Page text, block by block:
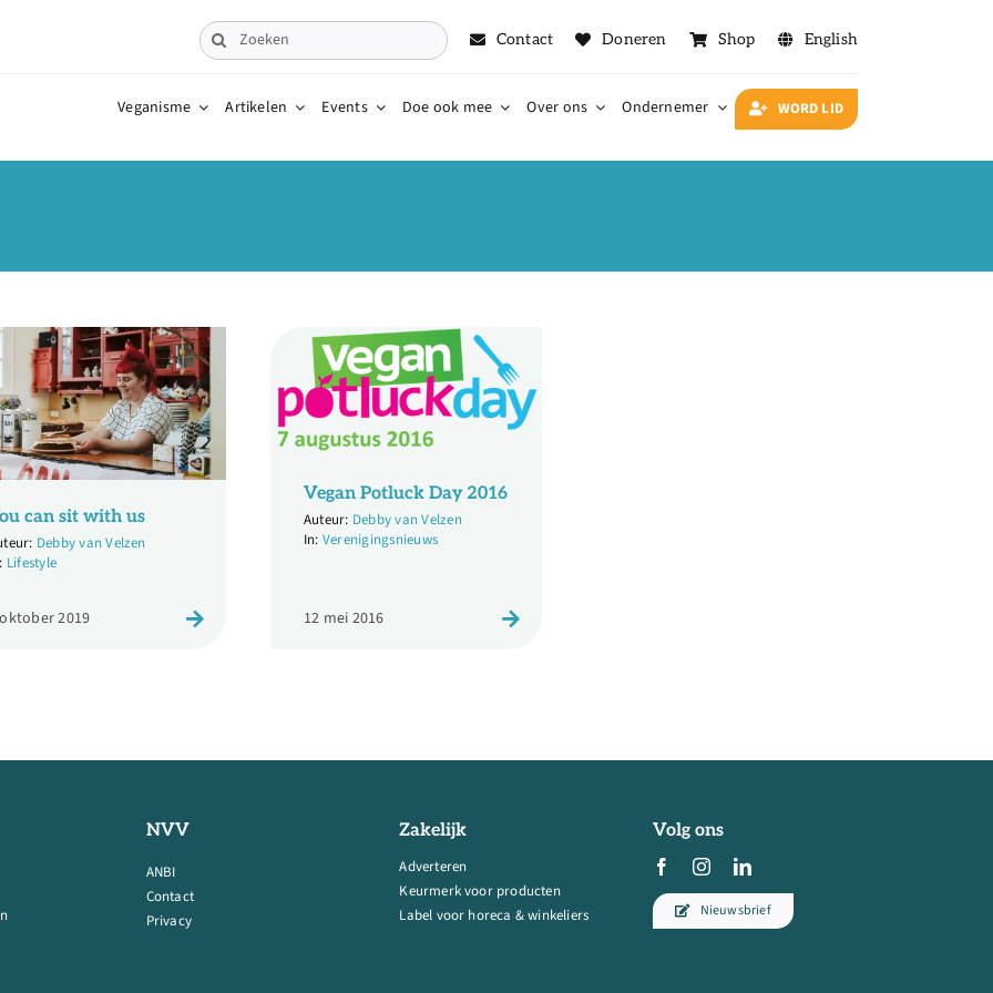
Zoeken
naar:
Contact Doneren Shop English
Veganisme Artikelen Events Doe ook mee Over ons Ondernemer WORD LID
can sit with us
Debby van Velzen
Lifestyle
2019
Vegan Potluck Day 2016
Debby van Velzen
Verenigingsnieuws
12 mei 2016
NVV
ANBI
Contact
Privacy
Zakelijk
Adverteren
Keurmerk voor producten
Label voor horeca & winkeliers
Volg ons
Nieuwsbrief